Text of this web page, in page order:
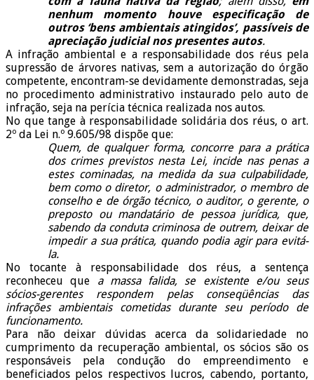
nenhum momento houve especificação de
outros ‘bens ambientais atingidos’, passíveis de
apreciação judicial nos presentes autos.
A infração ambiental e a responsabilidade dos réus pela
supressão de árvores nativas, sem a autorização do órgão
competente, encontram-se devidamente demonstradas, seja
no procedimento administrativo instaurado pelo auto de
infração, seja na perícia técnica realizada nos autos.
No que tange à responsabilidade solidária dos réus, o art.
2º da Lei n.º 9.605/98 dispõe que:
Quem, de qualquer forma, concorre para a prática
dos crimes previstos nesta Lei, incide nas penas a
estes cominadas, na medida da sua culpabilidade,
bem como o diretor, o administrador, o membro de
conselho e de órgão técnico, o auditor, o gerente, o
preposto ou mandatário de pessoa jurídica, que,
sabendo da conduta criminosa de outrem, deixar de
impedir a sua prática, quando podia agir para evitá-
la.
No tocante à responsabilidade dos réus, a sentença
reconheceu que a massa falida, se existente e/ou seus
sócios-gerentes respondem pelas conseqüências das
infrações ambientais cometidas durante seu período de
funcionamento.
Para não deixar dúvidas acerca da solidariedade no
cumprimento da recuperação ambiental, os sócios são os
responsáveis pela condução do empreendimento e
beneficiados pelos respectivos lucros, cabendo, portanto,